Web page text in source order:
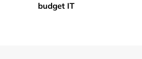
budget IT